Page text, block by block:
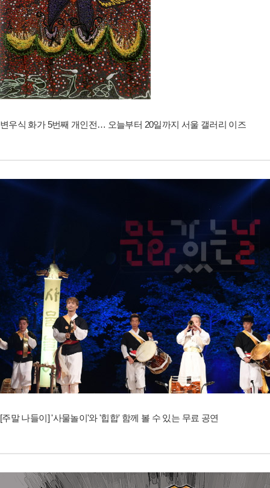
변우식 화가 5번째 개인전… 오늘부터 20일까지 서울 갤러리 이즈
[주말 나들이] '사물놀이'와 '힙합' 함께 볼 수 있는 무료 공연